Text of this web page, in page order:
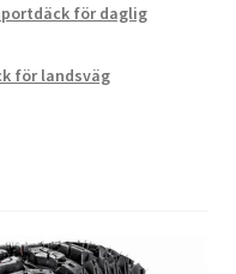
för daglig
för landsväg